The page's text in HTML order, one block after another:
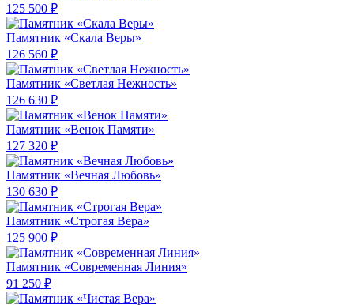
125 500 ₽
Памятник «Скала Веры»
126 560 ₽
Памятник «Светлая Нежность»
126 630 ₽
Памятник «Венок Памяти»
127 320 ₽
Памятник «Вечная Любовь»
130 630 ₽
Памятник «Строгая Вера»
125 900 ₽
Памятник «Современная Линия»
91 250 ₽